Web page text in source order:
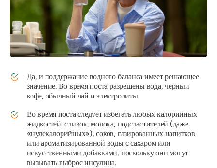
Да, и поддержание водного баланса имеетрешающее
значение. Во время поста разрешены вода, черный
кофе, обычный чай и электролиты.
Во время поста следует избегать любых калорийных
жидкостей, сливок, молока, подсластителей (даже
«нулекалорийных»), соков, газированных напитков
или ароматизированной воды с сахаром или
искусственными добавками, поскольку они могут
вызывать выброс инсулина.